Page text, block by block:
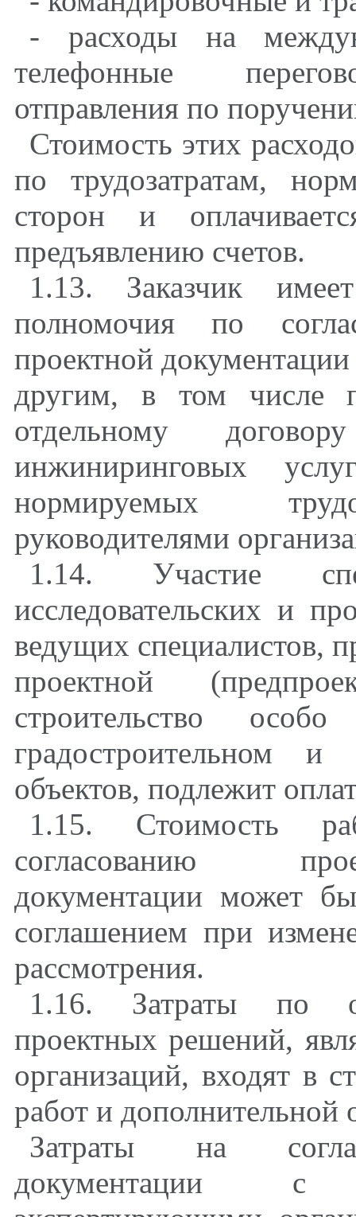
- расходы на
телефонные
отправления по
Стоимость этих
по трудозатратам,
сторон и
предъявлению счетов.
1.13. Заказчик
полномочия по
проектной
другим, в том числе
отдельному
инжиниринговых
нормируемых
руководителями
1.14. Участие
исследовательских и
ведущих специалистов,
проектной
строительство
градостроительном и
объектов, подлежит
1.15. Стоимость
согласованию
документации может
соглашением при
рассмотрения.
1.16. Затраты по
проектных решений,
организаций, входят в
работ и дополнительной
Затраты на
документации с